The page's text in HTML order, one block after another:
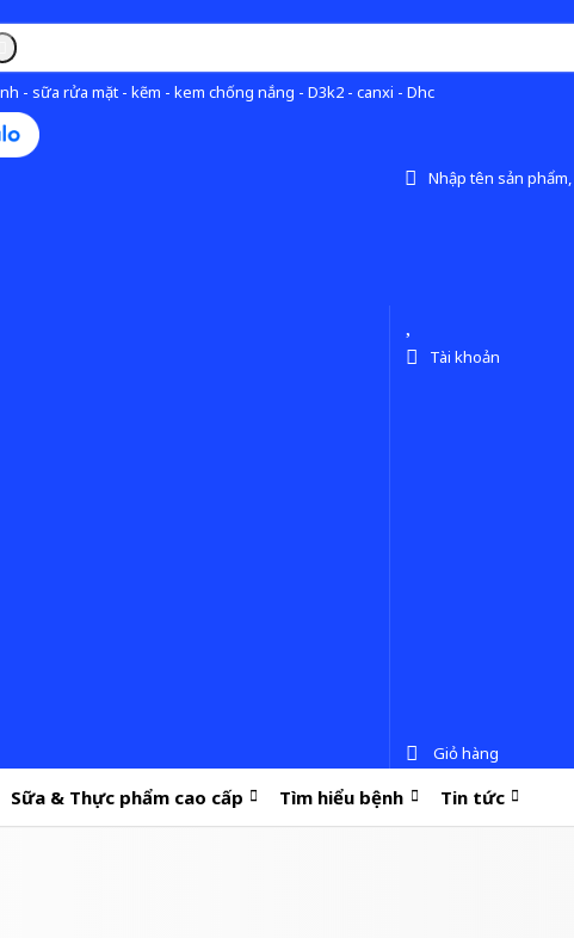
- sữa rửa mặt - kẽm - kem chống nắng - D3k2 - canxi - Dhc
Nhập tên sản
Tài khoản
Giỏ hàng
Sữa & Thực phẩm cao cấp Tìm hiểu bệnh Tin tức